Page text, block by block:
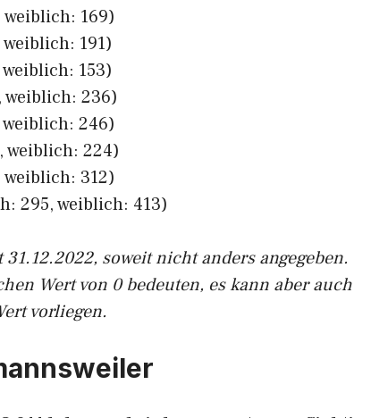
169)
191)
153)
weiblich: 236)
246)
weiblich: 224)
312)
295, weiblich: 413)
soweit nicht anders angegeben.
Wert von 0 bedeuten, es kann aber auch
vorliegen.